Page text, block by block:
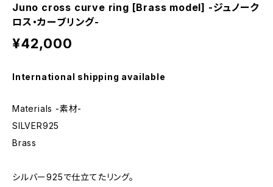
Juno cross curve ring [Brass model] -ジュノーク
ロス・カーブリング-
¥42,000
International shipping available
Materials -素材-
SILVER925
Brass
シルバー925で仕立てたリング。